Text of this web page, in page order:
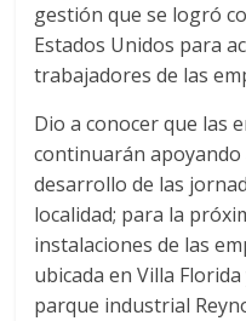
gestión que se logró
Estados Unidos para
trabajadores de las
Dio a conocer que las
continuarán apoyando
desarrollo de las
localidad; para la
instalaciones de las
ubicada en Villa
parque industrial